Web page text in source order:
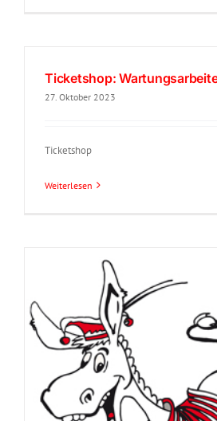
Ticketshop:
27. Oktober 2023
Ticketshop
Weiterlesen